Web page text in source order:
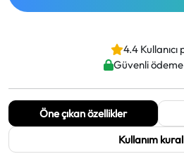
4.4 Kullanıcı
Güvenli
Öne çıkan özellikler
Kullanım